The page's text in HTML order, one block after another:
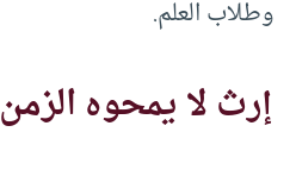
وطلاب العلم.
إرث لا يمحوه الزمن